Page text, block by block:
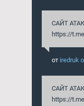
САЙТ
https://
от iredruk
САЙТ
https://